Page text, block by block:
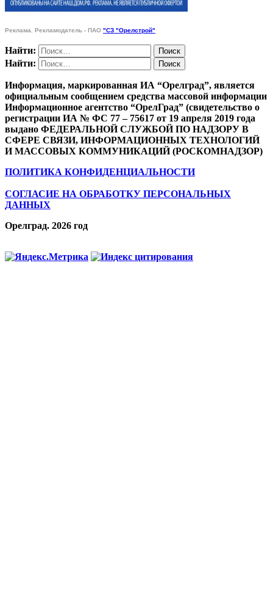
Реклама. Рекламодатель - ПАО "СЗ "Орелстрой"
Найти:
Найти:
Информация, маркированная ИА “Орелград”, является
официальным сообщением средства массовой информации
Информационное агентство “ОрелГрад” (свидетельство о
регистрации ИА № ФС 77 – 75617 от 19 апреля 2019 года
выдано ФЕДЕРАЛЬНОЙ СЛУЖБОЙ ПО НАДЗОРУ В
СФЕРЕ СВЯЗИ, ИНФОРМАЦИОННЫХ ТЕХНОЛОГИЙ
И МАССОВЫХ КОММУНИКАЦИЙ (РОСКОМНАДЗОР)
ПОЛИТИКА КОНФИДЕНЦИАЛЬНОСТИ
СОГЛАСИЕ НА ОБРАБОТКУ ПЕРСОНАЛЬНЫХ
ДАННЫХ
Орелград. 2026 год